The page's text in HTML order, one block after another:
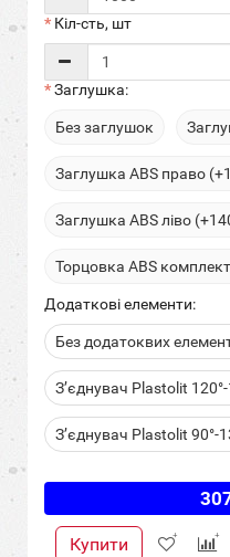
Кіл-сть, шт
Заглушка:
Без заглушок
Заглушка ABS право
Заглушка ABS ліво
Торцовка ABS
Додаткові елементи:
Без додатоквих
З’єднувач Plastolit
З’єднувач Plastolit 90°-
Купити